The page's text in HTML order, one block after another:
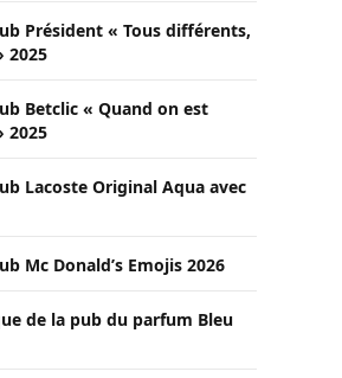
Président « Tous différents,
2025
Betclic « Quand on est
2025
Lacoste Original Aqua avec
Mc Donald’s Emojis 2026
de la pub du parfum Bleu